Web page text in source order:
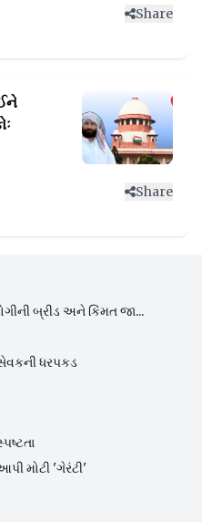
Share
Share
બ્રીડ અને કિંમત જા...
ધરપકડ
મોટી 'ગેરંટી'